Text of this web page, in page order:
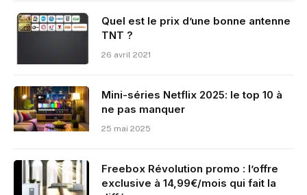
Quel est le prix d’une bonne antenne
TNT ?
26 avril 2021
Mini-séries Netflix 2025: le top 10 à
ne pas manquer
25 mai 2025
Freebox Révolution promo : l’offre
exclusive à 14,99€/mois qui fait la